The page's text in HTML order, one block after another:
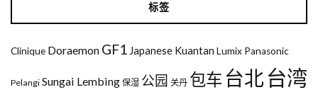
标签
Clinique Doraemon GF1 Japanese Kuantan Lumix Panasonic
Pelangi Sungai Lembing 保湿 公园 关丹 包车 台北 台湾